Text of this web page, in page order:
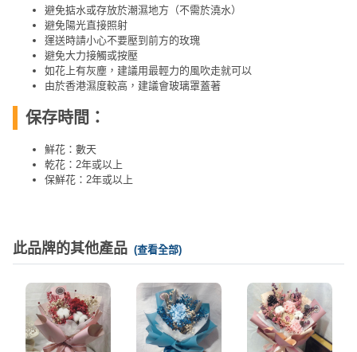
避免掂水或存放於潮濕地方（不需於澆水）
避免陽光直接照射
運送時請小心不要壓到前方的玫瑰
避免大力接觸或按壓
如花上有灰塵，建議用最輕力的風吹走就可以
由於香港濕度較高，建議會玻璃罩蓋著
保存時間：
鮮花：數天
乾花：2年或以上
保鮮花：2年或以上
此品牌的其他產品 (查看全部)